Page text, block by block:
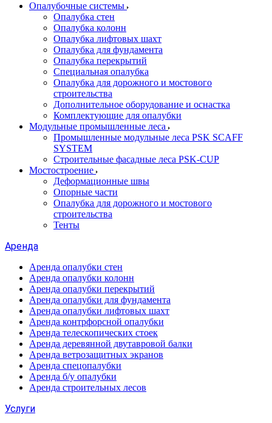
Опалубочные системы
Опалубка стен
Опалубка колонн
Опалубка лифтовых шахт
Опалубка для фундамента
Опалубка перекрытий
Специальная опалубка
Опалубка для дорожного и мостового
строительства
Дополнительное оборудование и оснастка
Комплектующие для опалубки
Модульные промышленные леса
Промышленные модульные леса PSK SCAFF
SYSTEM
Строительные фасадные леса PSK-CUP
Мостостроение
Деформационные швы
Опорные части
Опалубка для дорожного и мостового
строительства
Тенты
Аренда
Аренда опалубки стен
Аренда опалубки колонн
Аренда опалубки перекрытий
Аренда опалубки для фундамента
Аренда опалубки лифтовых шахт
Аренда контрфорсной опалубки
Аренда телескопических стоек
Аренда деревянной двутавровой балки
Аренда ветрозащитных экранов
Аренда спецопалубки
Аренда б/у опалубки
Аренда строительных лесов
Услуги